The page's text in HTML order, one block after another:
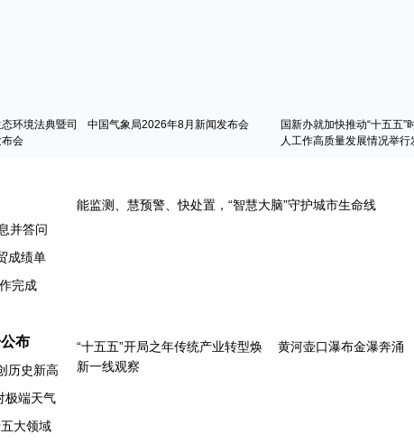
环境法典暨司
会
中国气象局2026年8月新闻发布会
国新办就加快推动“十五五”
人工作高质量发展情况举行
并答问
成绩单
完成
布
历史新高
端天气